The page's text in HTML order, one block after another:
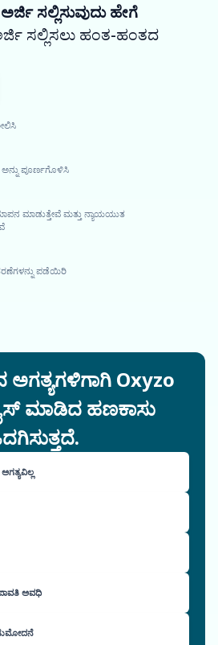
ಸಲ್ಲಿಸುವುದು ಹೇಗೆ
ಸಲ್ಲಿಸಲು ಹಂತ-ಹಂತದ
ಪೂರ್ಣಗೊಳಿಸಿ
ಮಾಡುತ್ತೇವೆ ಮತ್ತು ನ್ಯಾಯಯುತ
ಪಡೆಯಿರಿ
ಅಗತ್ಯಗಳಿಗಾಗಿ Oxyzo
ಮಾಡಿದ ಹಣಕಾಸು
ಅವಧಿ